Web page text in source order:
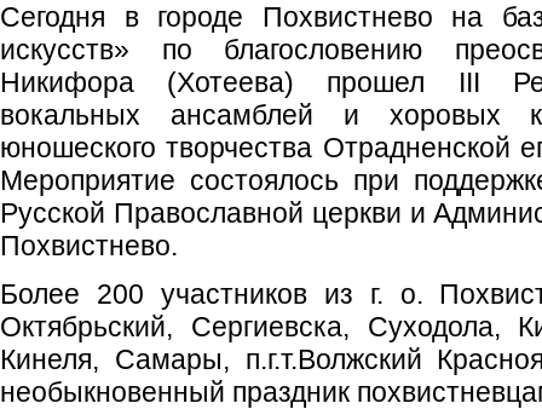
Сегодня в городе Похвистнево на
искусств» по благословению
Никифора (Хотеева) прошел III
вокальных ансамблей и хоровых
юношеского творчества Отрадненской
Мероприятие состоялось при
Русской Православной церкви и
Похвистнево.
Более 200 участников из г. о.
Октябрьский, Сергиевска, Суходола,
Кинеля, Самары, п.г.т.Волжский
необыкновенный праздник